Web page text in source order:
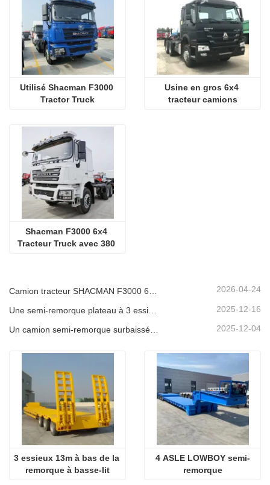
Utilisé Shacman F3000
Tractor Truck
Usine en gros 6x4
tracteur camions
Shacman F3000 6x4
Tracteur Truck avec 380
2026-04-24
2025-12-16
Un camion semi-remorque surbaissée à 3 essieux sera expédié au Cameroun. 2025-12-04
3 essieux 13m à bas de la
remorque à basse-lit
4 ASLE LOWBOY semi-
remorque